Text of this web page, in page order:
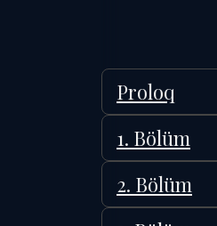
Proloq
1. Bölüm
2. Bölüm